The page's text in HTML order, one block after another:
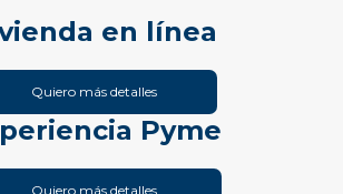
en línea
Quiero más detalles
Pyme
Quiero más detalles